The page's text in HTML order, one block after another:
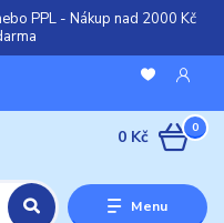
PPL - Nákup nad 2000 Kč
Menu
0
0 Kč